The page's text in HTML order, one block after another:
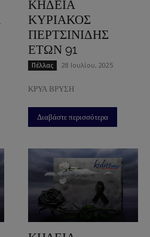
ΚΗΔΕΙΑ
ΚΥΡΙΑΚΟΣ
ΠΕΡΤΣΙΝΙΔΗΣ
ΕΤΩΝ 91
Πέλλας 28 Ιουλίου, 2025
ΚΡΥΑ ΒΡΥΣΗ
Διαβάστε περισσότερα